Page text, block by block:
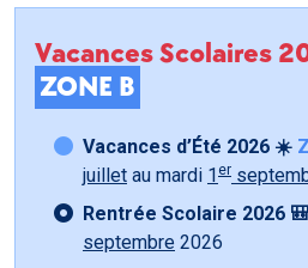
Vacances Scolaires
ZONE B
Vacances d’Été 2026 ☀️
juillet au mardi 1 er
Rentrée Scolaire 2026 🎒
septembre 2026